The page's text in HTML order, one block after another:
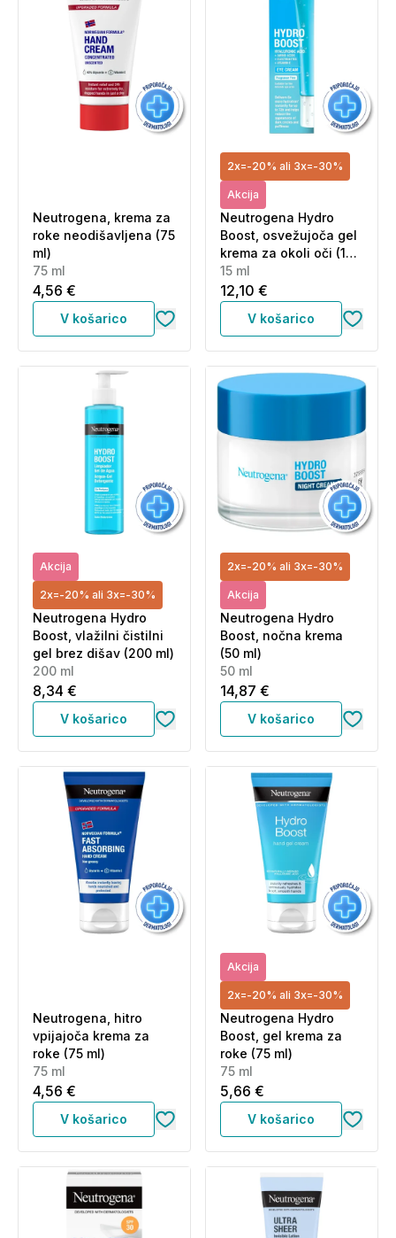
Neutrogena, krema za
roke neodišavljena (75
ml)
75 ml
4,56 €
V košarico
2x=-20% ali 3x=-30%
Akcija
Neutrogena Hydro
Boost, osvežujoča gel
krema za okoli oči (15
ml)
15 ml
12,10 €
V košarico
Akcija
2x=-20% ali 3x=-30%
Neutrogena Hydro
Boost, vlažilni čistilni
gel brez dišav (200 ml)
200 ml
8,34 €
V košarico
2x=-20% ali 3x=-30%
Akcija
Neutrogena Hydro
Boost, nočna krema
(50 ml)
50 ml
14,87 €
V košarico
Neutrogena, hitro
vpijajoča krema za
roke (75 ml)
75 ml
4,56 €
V košarico
Akcija
2x=-20% ali 3x=-30%
Neutrogena Hydro
Boost, gel krema za
roke (75 ml)
75 ml
5,66 €
V košarico